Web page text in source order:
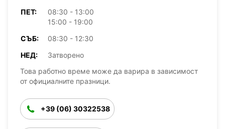
ПЕТ:
08:30 - 13:00
15:00 - 19:00
СЪБ:
08:30 - 12:30
НЕД:
Затворено
Това работно време може да варира в зависимост
от официалните празници.
+39 (06) 30322538